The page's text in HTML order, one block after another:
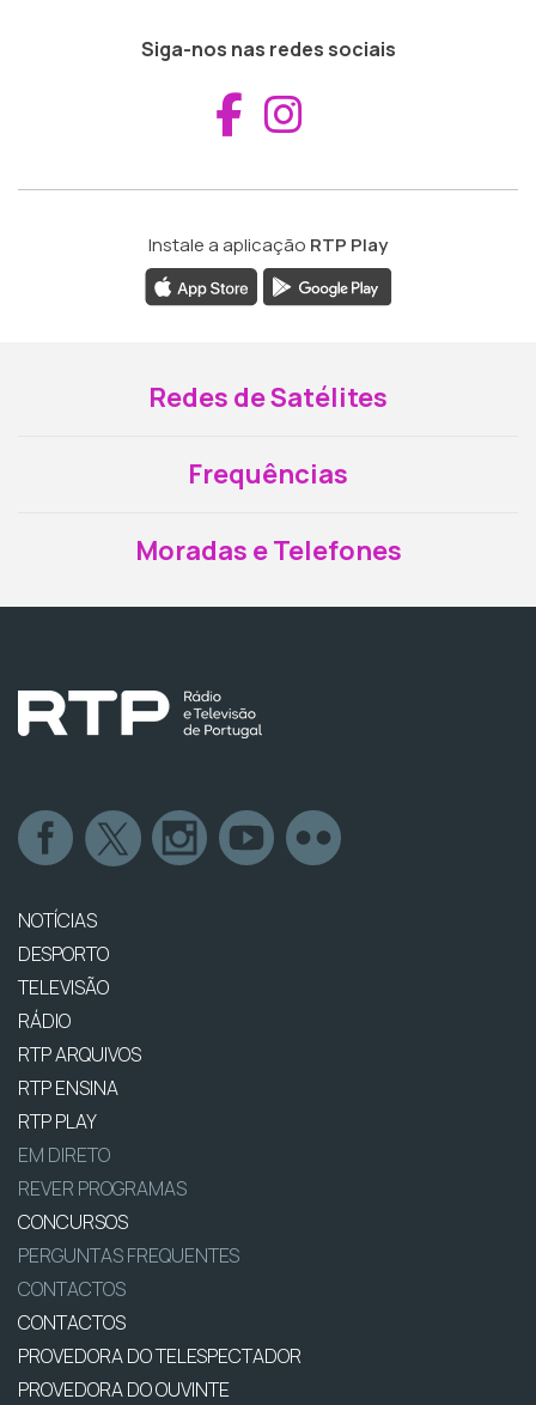
Siga-nos nas redes sociais
Aceder ao
Instale a aplicação RTP Play
Redes de Satélites
Frequências
Moradas e Telefones
NOTÍCIAS
DESPORTO
TELEVISÃO
RÁDIO
RTP ARQUIVOS
RTP ENSINA
RTP PLAY
EM DIRETO
REVER PROGRAMAS
CONCURSOS
PERGUNTAS FREQUENTES
CONTACTOS
CONTACTOS
PROVEDORA DO TELESPECTADOR
PROVEDORA DO OUVINTE